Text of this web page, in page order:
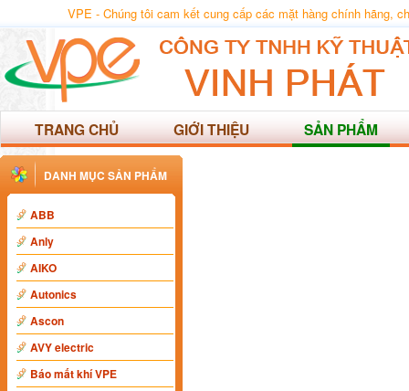
VPE - Chúng tôi cam kết cung cấp các mặt hàng chính hãng,
TRANG CHỦ GIỚI THIỆU SẢN PHẨM
DANH MỤC SẢN PHẨM
ABB
Anly
AIKO
Autonics
Ascon
AVY electric
Báo mất khí VPE